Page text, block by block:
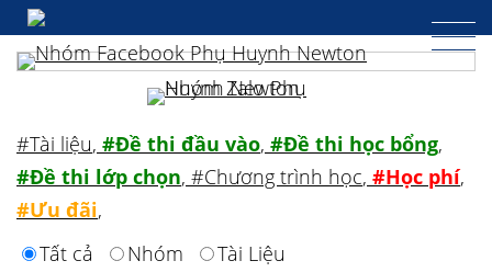
#Tài liệu, #Đề thi đầu vào, #Đề thi học bổng,
#Đề thi lớp chọn, #Chương trình học, #Học phí,
#Ưu đãi,
Tất cả
Nhóm
Tài Liệu